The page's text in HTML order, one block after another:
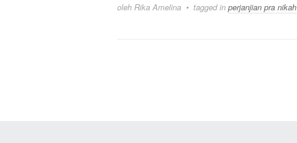
oleh Rika Amelina tagged in perjanjian pra nikah